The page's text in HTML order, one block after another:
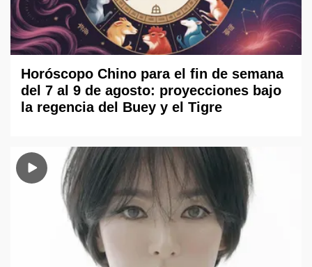
Horóscopo Chino para el fin de semana
del 7 al 9 de agosto: proyecciones bajo
la regencia del Buey y el Tigre